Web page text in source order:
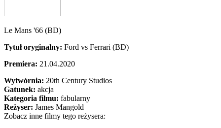
Le Mans '66 (BD)
Tytuł oryginalny: Ford vs Ferrari (BD)
Premiera: 21.04.2020
Wytwórnia: 20th Century Studios
Gatunek: akcja
Kategoria filmu: fabularny
Reżyser: James Mangold
Zobacz inne filmy tego reżysera: